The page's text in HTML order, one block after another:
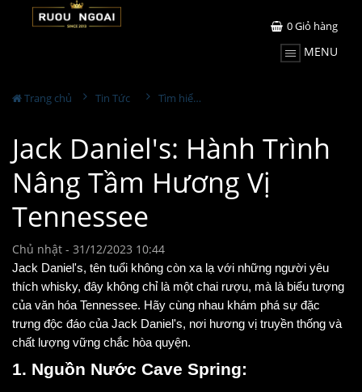
0Giỏ hàng
MENU
Trang chủ Tin Tức Tìm hiểu về rượu
Jack Daniel's: Hành Trình
Nâng Tầm Hương Vị
Tennessee
Chủ nhật - 31/12/2023 10:44
Jack Daniel's, tên tuổi không còn xa lạ với những người yêu
thích whisky, đây không chỉ là một chai rượu, mà là biểu tượng
của văn hóa Tennessee. Hãy cùng nhau khám phá sự đặc
trưng độc đáo của Jack Daniel's, nơi hương vị truyền thống và
chất lượng vững chắc hòa quyện.
1. Nguồn Nước Cave Spring: